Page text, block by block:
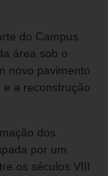
do Campus
área sob o
novo pavimento
a reconstrução
dos
por um
os séculos VIII